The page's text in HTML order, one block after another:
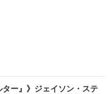
ター』》ジェイソン・ステ